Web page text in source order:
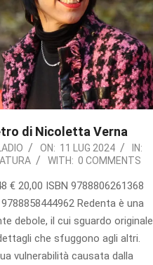
di Nicoletta Verna
ON: 11 LUG 2024
IN:
WITH: 0 COMMENTS
€ 20,00 ISBN 9788806261368
Redenta è una
debole, il cui sguardo originale
che sfuggono agli altri.
vulnerabilità causata dalla